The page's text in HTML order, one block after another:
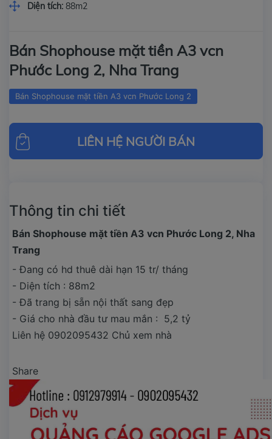
Diện tích: 88m2
Bán Shophouse mặt tiền A3 vcn
Phước Long 2, Nha Trang
Bán Shophouse mặt tiền A3 vcn Phước Long 2
LIÊN HỆ NGƯỜI BÁN
Thông tin chi tiết
Bán Shophouse mặt tiền A3 vcn Phước Long 2, Nha
Trang
- Đang có hd thuê dài hạn 15 tr/ tháng
- Diện tích : 88m2
- Đã trang bị sẵn nội thất sang đẹp
- Giá cho nhà đầu tư mau mắn : 5,2 tỷ
Liên hệ 0902095432 Chủ xem nhà
Share